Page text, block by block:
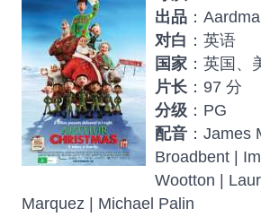
出品 ：
对白 ：英语
国家 ：英国、
片长 ：97 分
分级 ：PG
配音 ：
Broadbent |
Wootton |
Marquez | Michael Palin